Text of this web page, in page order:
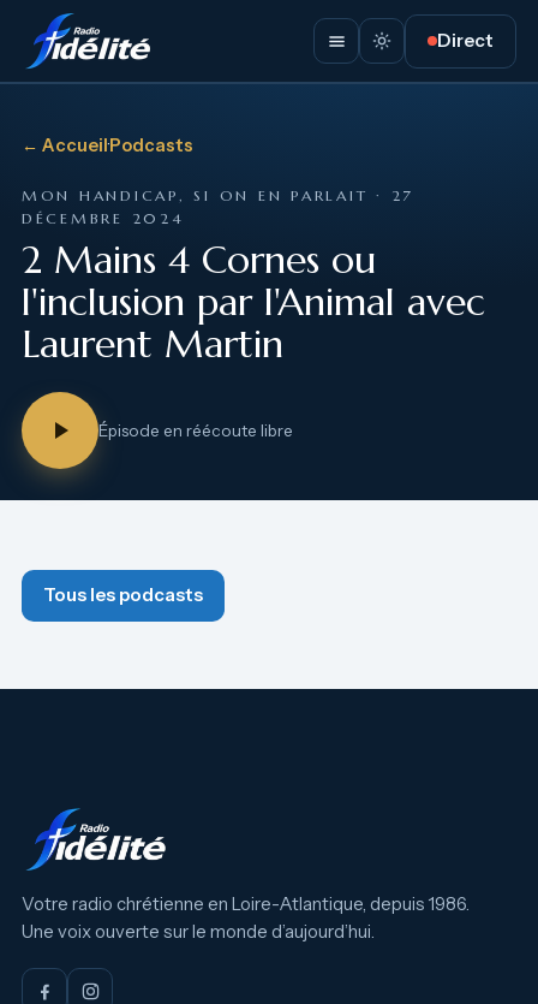
Direct
← Accueil·Podcasts
MON HANDICAP, SI ON EN PARLAIT · 27
DÉCEMBRE 2024
2 Mains 4 Cornes ou
l'inclusion par l'Animal avec
Laurent Martin
Épisode en réécoute libre
Tous les podcasts
Votre radio chrétienne en Loire-Atlantique, depuis 1986.
Une voix ouverte sur le monde d’aujourd’hui.